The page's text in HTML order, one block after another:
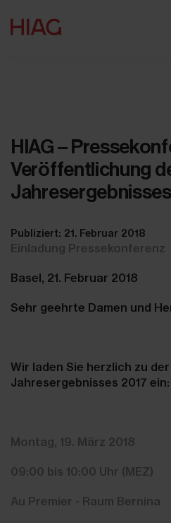
HIAG –
Veröffentlichung
Publiziert: 21. Februar 2018
Einladung Pressekonferenz
Basel, 21. Februar 2018
Sehr geehrte Damen und
Wir laden Sie herzlich zu
Jahresergebnisses 2017 ein:
Montag, 19. März 2018
09:00 bis 10:00 Uhr (MEZ)
Au Premier - Raum Bernina